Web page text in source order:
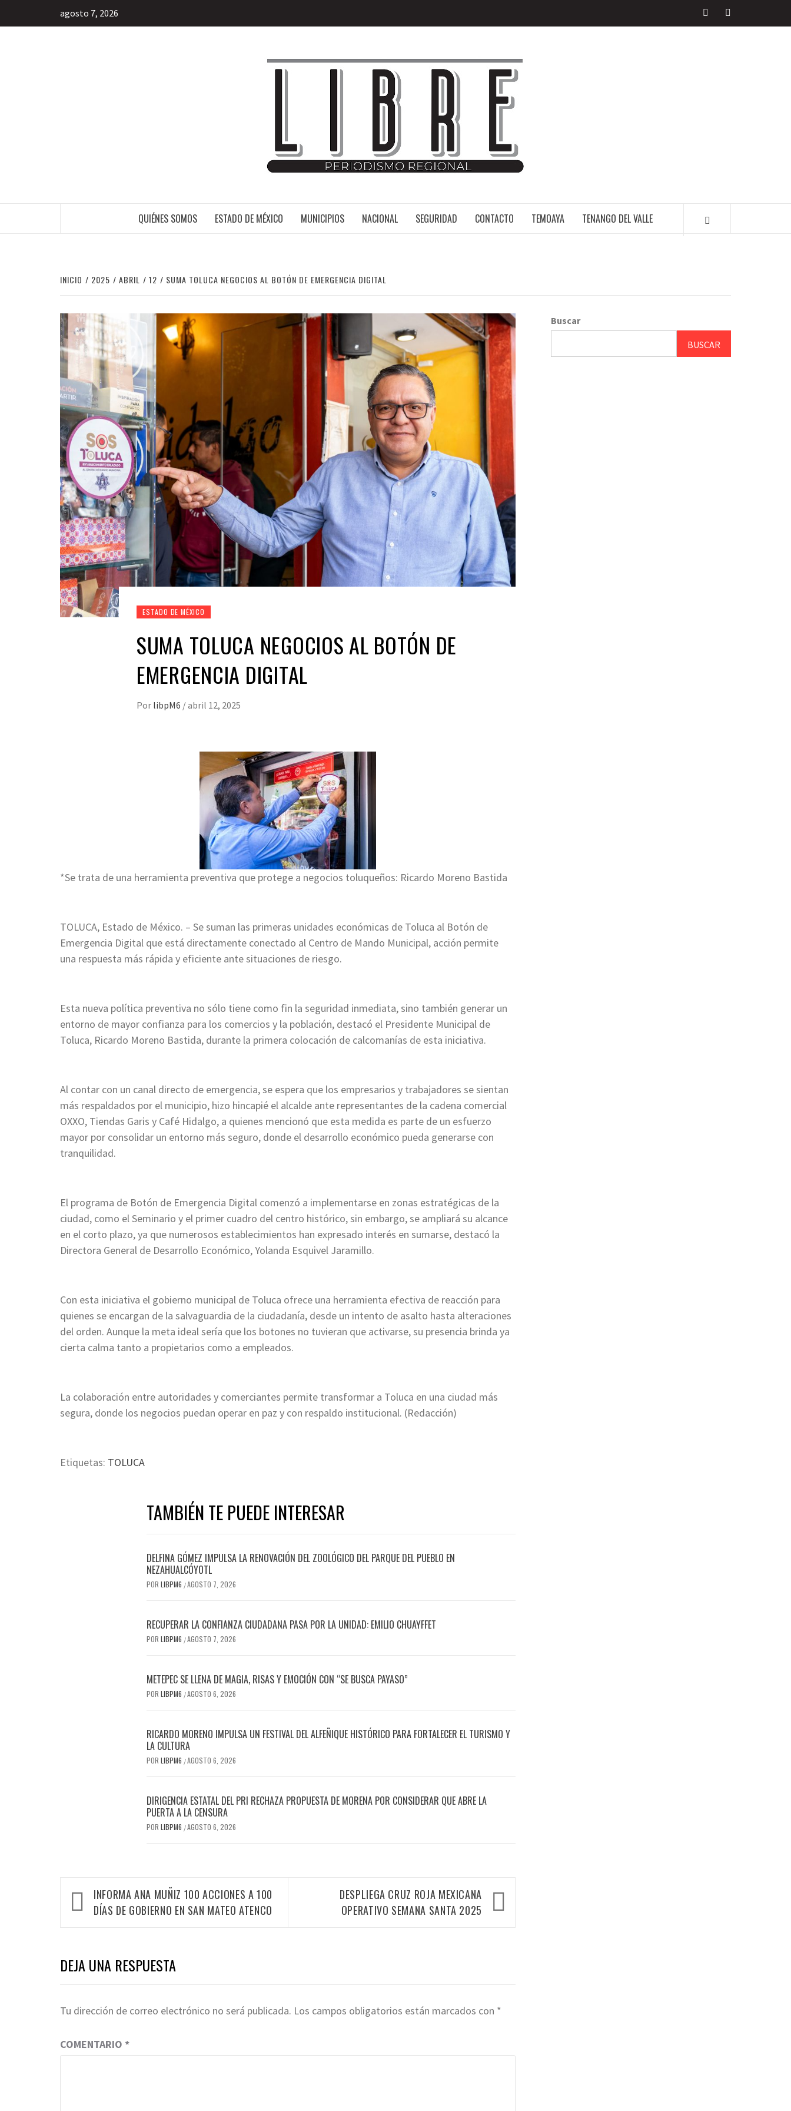
agosto 7, 2026
QUIÉNES SOMOS ESTADO DE MÉXICO MUNICIPIOS NACIONAL SEGURIDAD CONTACTO TEMOAYA TENANGO DEL VALLE
INICIO 2025 ABRIL 12 SUMA TOLUCA NEGOCIOS AL BOTÓN DE EMERGENCIA DIGITAL
ESTADO DE MÉXICO
SUMA TOLUCA NEGOCIOS AL BOTÓN DE
EMERGENCIA DIGITAL
Por libpM6 /abril 12, 2025
*Se trata de una herramienta preventiva que protege a negocios toluqueños: Ricardo Moreno Bastida
TOLUCA, Estado de México. – Se suman las primeras unidades económicas de Toluca al Botón de
Emergencia Digital que está directamente conectado al Centro de Mando Municipal, acción permite
una respuesta más rápida y eficiente ante situaciones de riesgo.
Esta nueva política preventiva no sólo tiene como fin la seguridad inmediata, sino también generar un
entorno de mayor confianza para los comercios y la población, destacó el Presidente Municipal de
Toluca, Ricardo Moreno Bastida, durante la primera colocación de calcomanías de esta iniciativa.
Al contar con un canal directo de emergencia, se espera que los empresarios y trabajadores se sientan
más respaldados por el municipio, hizo hincapié el alcalde ante representantes de la cadena comercial
OXXO, Tiendas Garis y Café Hidalgo, a quienes mencionó que esta medida es parte de un esfuerzo
mayor por consolidar un entorno más seguro, donde el desarrollo económico pueda generarse con
tranquilidad.
El programa de Botón de Emergencia Digital comenzó a implementarse en zonas estratégicas de la
ciudad, como el Seminario y el primer cuadro del centro histórico, sin embargo, se ampliará su alcance
en el corto plazo, ya que numerosos establecimientos han expresado interés en sumarse, destacó la
Directora General de Desarrollo Económico, Yolanda Esquivel Jaramillo.
Con esta iniciativa el gobierno municipal de Toluca ofrece una herramienta efectiva de reacción para
quienes se encargan de la salvaguardia de la ciudadanía, desde un intento de asalto hasta alteraciones
del orden. Aunque la meta ideal sería que los botones no tuvieran que activarse, su presencia brinda ya
cierta calma tanto a propietarios como a empleados.
La colaboración entre autoridades y comerciantes permite transformar a Toluca en una ciudad más
segura, donde los negocios puedan operar en paz y con respaldo institucional. (Redacción)
Etiquetas: TOLUCA
TAMBIÉN TE PUEDE INTERESAR
DELFINA GÓMEZ IMPULSA LA RENOVACIÓN DEL ZOOLÓGICO DEL PARQUE DEL PUEBLO EN
NEZAHUALCÓYOTL
POR LIBPM6 /AGOSTO 7, 2026
RECUPERAR LA CONFIANZA CIUDADANA PASA POR LA UNIDAD: EMILIO CHUAYFFET
POR LIBPM6 /AGOSTO 7, 2026
METEPEC SE LLENA DE MAGIA, RISAS Y EMOCIÓN CON “SE BUSCA PAYASO”
POR LIBPM6 /AGOSTO 6, 2026
RICARDO MORENO IMPULSA UN FESTIVAL DEL ALFEÑIQUE HISTÓRICO PARA FORTALECER EL TURISMO Y
LA CULTURA
POR LIBPM6 /AGOSTO 6, 2026
DIRIGENCIA ESTATAL DEL PRI RECHAZA PROPUESTA DE MORENA POR CONSIDERAR QUE ABRE LA
PUERTA A LA CENSURA
POR LIBPM6 /AGOSTO 6, 2026
INFORMA ANA MUÑIZ 100 ACCIONES A 100
DÍAS DE GOBIERNO EN SAN MATEO ATENCO
DESPLIEGA CRUZ ROJA MEXICANA
OPERATIVO SEMANA SANTA 2025
DEJA UNA RESPUESTA
Tu dirección de correo electrónico no será publicada. Los campos obligatorios están marcados con *
COMENTARIO *
Buscar
BUSCAR